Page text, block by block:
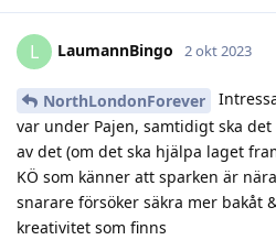
L LaumannBingo 2 okt 2023
NorthLondonForever
var under Pajen, samtidigt ska
av det (om det ska hjälpa laget
KÖ som känner att sparken är
snarare försöker säkra mer bakåt
kreativitet som finns